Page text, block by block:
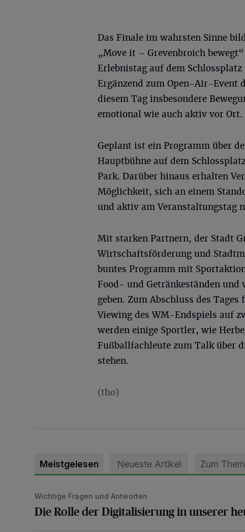
Das Finale im wahrsten Sinne
„Move it – Grevenbroich
Erlebnistag auf dem
Ergänzend zum Open-Air-Event
diesem Tag insbesondere
emotional wie auch aktiv vor Ort.
Geplant ist ein Programm über
Hauptbühne auf dem
Park. Darüber hinaus erhalten
Möglichkeit, sich an einem
und aktiv am Veranstaltungstag
Mit starken Partnern, der Stadt
Wirtschaftsförderung und
buntes Programm mit
Food- und Getränkeständen
geben. Zum Abschluss des
Viewing des WM-Endspiels auf
werden einige Sportler, wie
Fußballfachleute zum Talk über
stehen.
(tho)
Meistgelesen Neueste Artikel Zum
Die Rolle der Digitalisierung in unserer heutigen Welt
Wichtige Fragen und Antworten
Die Rolle der Digitalisierung in unserer